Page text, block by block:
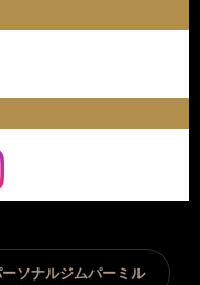
ソナルジムパーミル